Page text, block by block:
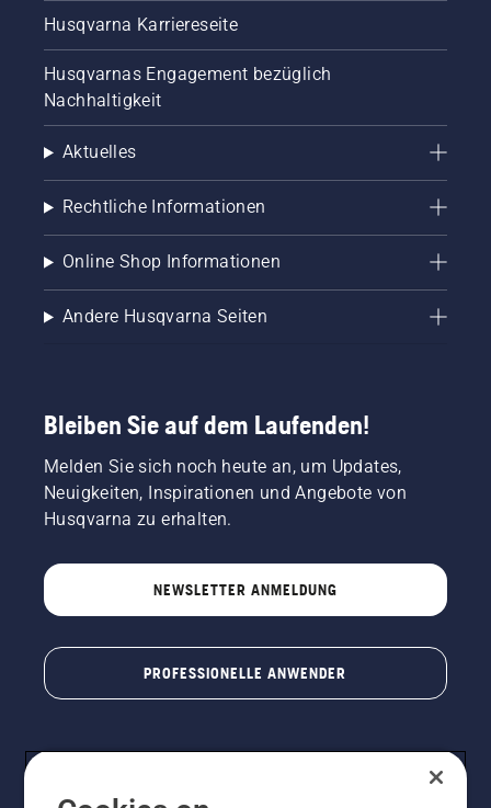
Husqvarna Karriereseite
Husqvarnas Engagement bezüglich
Nachhaltigkeit
Aktuelles
Rechtliche Informationen
Online Shop Informationen
Andere Husqvarna Seiten
Bleiben Sie auf dem Laufenden!
Melden Sie sich noch heute an, um Updates,
Neuigkeiten, Inspirationen und Angebote von
Husqvarna zu erhalten.
NEWSLETTER ANMELDUNG
PROFESSIONELLE ANWENDER